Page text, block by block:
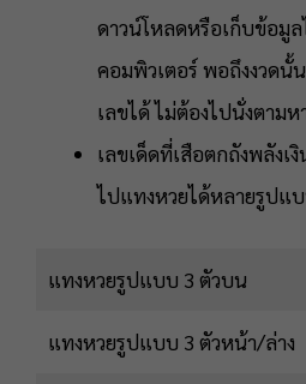
ดาวน์โหลดหรือเก็บข้อมู
คอมพิวเตอร์ พอถึงงวดนั้
เลขได้ ไม่ต้องไปนั่งตาม
เลขเด็ดที่เสือตกถังพลังเ
ไปแทงหวยได้หลายรูปแ
แทงหวยรูปแบบ 3 ตัวบน
แทงหวยรูปแบบ 3 ตัวหน้า/ล่าง